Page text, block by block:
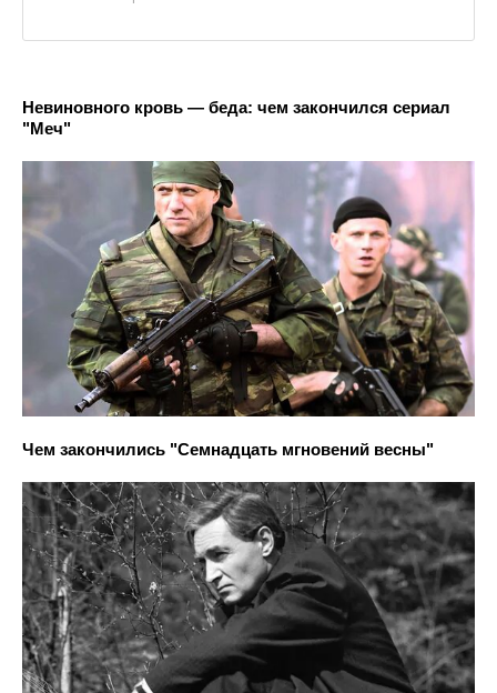
Невиновного кровь — беда: чем закончился сериал
"Меч"
Чем закончились "Семнадцать мгновений весны"